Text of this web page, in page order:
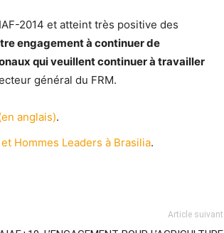
2014 et atteint très positive des
engagement à continuer de
qui veuillent continuer à travailler
général du FRM.
anglais).
Hommes Leaders à Brasilia.
Article suivant